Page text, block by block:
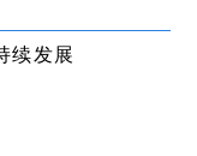
续发展